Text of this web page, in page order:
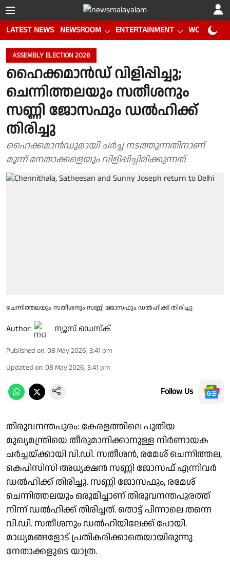
LATEST NEWS NEWSROOM ENTERTAINMENT WORLD CUP
ASSEMBLY ELECTION 2026
ഹൈക്കമാൻഡ് വിളിപ്പിച്ചു;
ചെന്നിത്തലയും സതീശനും
സണ്ണി ജോസഫും ഡൽഹിക്ക്
തിരിച്ചു
ഹൈക്കമാൻഡുമായി ചർച്ച നടത്തുന്നതിനാണ്
മൂന്ന് നേതാക്കളെയും വിളിപ്പിച്ചിരിക്കുന്നത്
ചെന്നിത്തലയും സതീശനും സണ്ണി ജോസഫും ഡൽഹിക്ക് തിരിച്ചു
Author: ന്യൂസ് ഡെസ്ക്
Published on: 08 May 2026, 3:41 pm
Updated on: 08 May 2026, 3:41 pm
Follow Us
തിരുവനന്തപുരം: കേരളത്തിലെ പുതിയ
മുഖ്യമന്ത്രിയെ തീരുമാനിക്കാനുള്ള നിർണായക
ചർച്ചയ്ക്കായി വി.ഡി. സതീശൻ, രമേശ് ചെന്നിത്തല,
കെപിസിസി അധ്യക്ഷൻ സണ്ണി ജോസഫ് എന്നിവർ
ഡൽഹിക്ക് തിരിച്ചു. സണ്ണി ജോസഫും, രമേശ്
ചെന്നിത്തലയും ഒരുമിച്ചാണ് തിരുവനന്തപുരത്ത്
നിന്ന് ഡൽഹിക്ക് തിരിച്ചത്. തൊട്ട് പിന്നാലെ തന്നെ
വി.ഡി. സതീശനും ഡൽഹിയിലേക്ക് പോയി.
മാധ്യമങ്ങളോട് പ്രതികരിക്കാതെയായിരുന്നു
നേതാക്കളുടെ യാത്ര.